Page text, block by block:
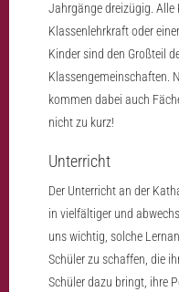
Jahrgänge dreizügig. Alle
Klassenlehrkraft oder
Kinder sind den Großteil
Klassengemeinschaften.
kommen dabei auch
nicht zu kurz!
Unterricht
Der Unterricht an der
in vielfältiger und
uns wichtig, solche
Schüler zu schaffen, die
Schüler dazu bringt, ihre